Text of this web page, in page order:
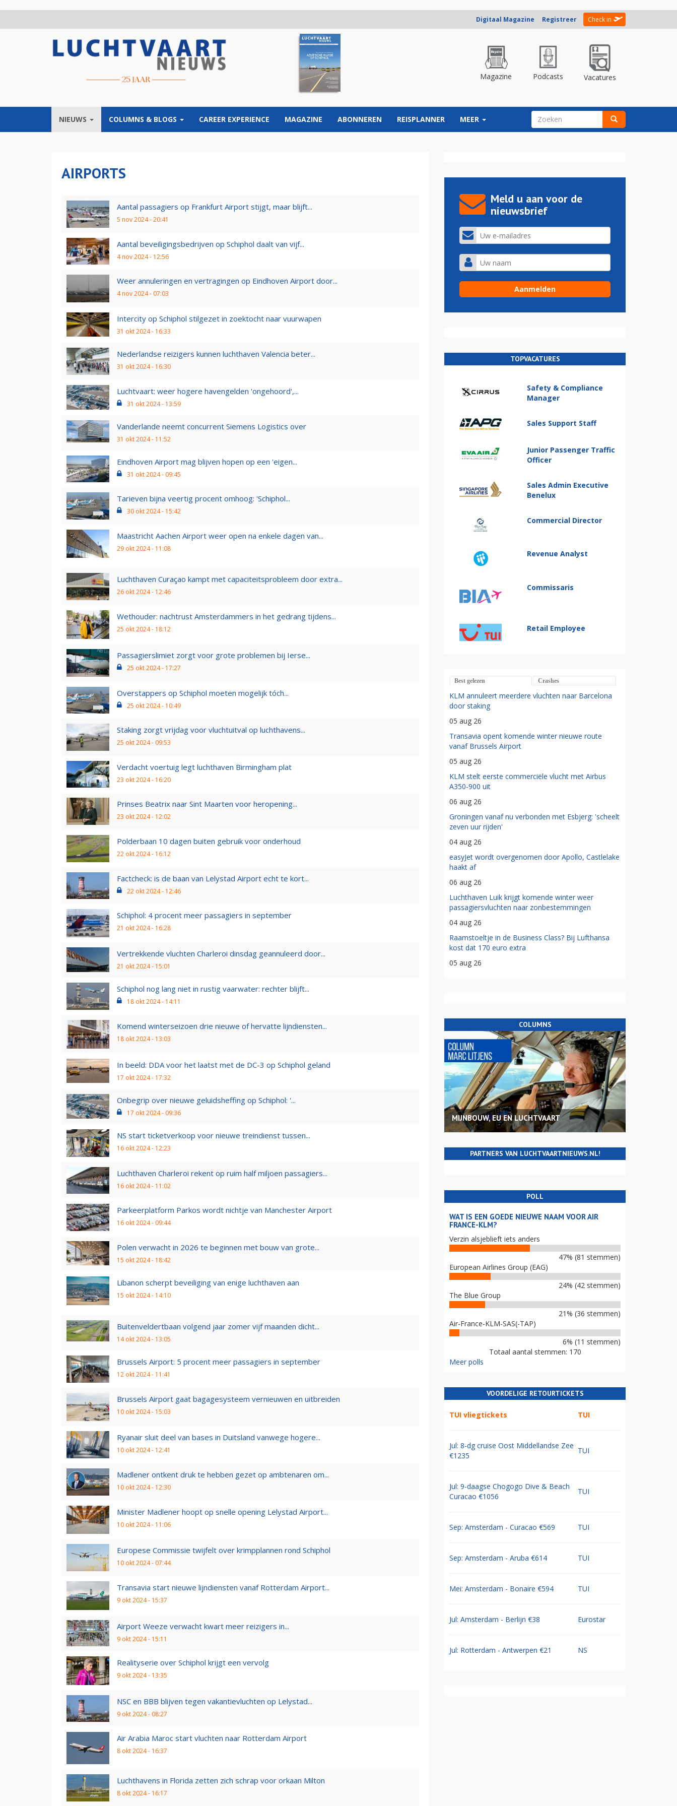
Digitaal Magazine Registreer Check in
Magazine Podcasts Vacatures
NIEUWS COLUMNS & BLOGS CAREER EXPERIENCE MAGAZINE ABONNEREN REISPLANNER MEER ZOEKVELD
AIRPORTS
Aantal passagiers op Frankfurt Airport stijgt, maar blijft...
5 nov 2024 - 20:41
Aantal beveiligingsbedrijven op Schiphol daalt van vijf...
4 nov 2024 - 12:56
Weer annuleringen en vertragingen op Eindhoven Airport door...
4 nov 2024 - 07:03
Intercity op Schiphol stilgezet in zoektocht naar vuurwapen
31 okt 2024 - 16:33
Nederlandse reizigers kunnen luchthaven Valencia beter...
31 okt 2024 - 16:30
Luchtvaart: weer hogere havengelden 'ongehoord',...
31 okt 2024 - 13:59
Vanderlande neemt concurrent Siemens Logistics over
31 okt 2024 - 11:52
Eindhoven Airport mag blijven hopen op een 'eigen...
31 okt 2024 - 09:45
Tarieven bijna veertig procent omhoog: 'Schiphol...
30 okt 2024 - 15:42
Maastricht Aachen Airport weer open na enkele dagen van...
29 okt 2024 - 11:08
Luchthaven Curaçao kampt met capaciteitsprobleem door extra...
26 okt 2024 - 12:46
Wethouder: nachtrust Amsterdammers in het gedrang tijdens...
25 okt 2024 - 18:12
Passagierslimiet zorgt voor grote problemen bij Ierse...
25 okt 2024 - 17:27
Overstappers op Schiphol moeten mogelijk tóch...
25 okt 2024 - 10:49
Staking zorgt vrijdag voor vluchtuitval op luchthavens...
25 okt 2024 - 09:53
Verdacht voertuig legt luchthaven Birmingham plat
23 okt 2024 - 16:20
Prinses Beatrix naar Sint Maarten voor heropening...
23 okt 2024 - 12:02
Polderbaan 10 dagen buiten gebruik voor onderhoud
22 okt 2024 - 16:12
Factcheck: is de baan van Lelystad Airport echt te kort...
22 okt 2024 - 12:46
Schiphol: 4 procent meer passagiers in september
21 okt 2024 - 16:28
Vertrekkende vluchten Charleroi dinsdag geannuleerd door...
21 okt 2024 - 15:01
Schiphol nog lang niet in rustig vaarwater: rechter blijft...
18 okt 2024 - 14:11
Komend winterseizoen drie nieuwe of hervatte lijndiensten...
18 okt 2024 - 13:03
In beeld: DDA voor het laatst met de DC-3 op Schiphol geland
17 okt 2024 - 17:32
Onbegrip over nieuwe geluidsheffing op Schiphol: '...
17 okt 2024 - 09:36
NS start ticketverkoop voor nieuwe treindienst tussen...
16 okt 2024 - 12:23
Luchthaven Charleroi rekent op ruim half miljoen passagiers...
16 okt 2024 - 11:02
Parkeerplatform Parkos wordt nichtje van Manchester Airport
16 okt 2024 - 09:44
Polen verwacht in 2026 te beginnen met bouw van grote...
15 okt 2024 - 18:42
Libanon scherpt beveiliging van enige luchthaven aan
15 okt 2024 - 14:10
Buitenveldertbaan volgend jaar zomer vijf maanden dicht...
14 okt 2024 - 13:05
Brussels Airport: 5 procent meer passagiers in september
12 okt 2024 - 11:41
Brussels Airport gaat bagagesysteem vernieuwen en uitbreiden
10 okt 2024 - 15:03
Ryanair sluit deel van bases in Duitsland vanwege hogere...
10 okt 2024 - 12:41
Madlener ontkent druk te hebben gezet op ambtenaren om...
10 okt 2024 - 12:30
Minister Madlener hoopt op snelle opening Lelystad Airport...
10 okt 2024 - 11:06
Europese Commissie twijfelt over krimpplannen rond Schiphol
10 okt 2024 - 07:44
Transavia start nieuwe lijndiensten vanaf Rotterdam Airport...
9 okt 2024 - 15:37
Airport Weeze verwacht kwart meer reizigers in...
9 okt 2024 - 15:11
Realityserie over Schiphol krijgt een vervolg
9 okt 2024 - 13:35
NSC en BBB blijven tegen vakantievluchten op Lelystad...
9 okt 2024 - 08:27
Air Arabia Maroc start vluchten naar Rotterdam Airport
8 okt 2024 - 16:37
Luchthavens in Florida zetten zich schrap voor orkaan Milton
8 okt 2024 - 16:17
Meld u aan voor de
nieuwsbrief
TOPVACATURES
Safety & Compliance
Manager
Sales Support Staff
Junior Passenger Traffic
Officer
Sales Admin Executive
Benelux
Commercial Director
Revenue Analyst
Commissaris
Retail Employee
Best gelezen Crashes
KLM annuleert meerdere vluchten naar Barcelona
door staking
05 aug 26
Transavia opent komende winter nieuwe route
vanaf Brussels Airport
05 aug 26
KLM stelt eerste commerciële vlucht met Airbus
A350-900 uit
06 aug 26
Groningen vanaf nu verbonden met Esbjerg: 'scheelt
zeven uur rijden'
04 aug 26
easyJet wordt overgenomen door Apollo, Castlelake
haakt af
06 aug 26
Luchthaven Luik krijgt komende winter weer
passagiersvluchten naar zonbestemmingen
04 aug 26
Raamstoeltje in de Business Class? Bij Lufthansa
kost dat 170 euro extra
05 aug 26
COLUMNS
MIJNBOUW, EU EN LUCHTVAART
PARTNERS VAN LUCHTVAARTNIEUWS.NL!
POLL
WAT IS EEN GOEDE NIEUWE NAAM VOOR AIR
FRANCE-KLM?
Verzin alsjeblieft iets anders
47% (81 stemmen)
European Airlines Group (EAG)
24% (42 stemmen)
The Blue Group
21% (36 stemmen)
Air-France-KLM-SAS(-TAP)
6% (11 stemmen)
Totaal aantal stemmen: 170
Meer polls
VOORDELIGE RETOURTICKETS
TUI vliegtickets TUI
Jul: 8-dg cruise Oost Middellandse Zee
€1235
TUI
Jul: 9-daagse Chogogo Dive & Beach
Curacao €1056
TUI
Sep: Amsterdam - Curacao €569 TUI
Sep: Amsterdam - Aruba €614 TUI
Mei: Amsterdam - Bonaire €594 TUI
Jul: Amsterdam - Berlijn €38 Eurostar
Jul: Rotterdam - Antwerpen €21 NS